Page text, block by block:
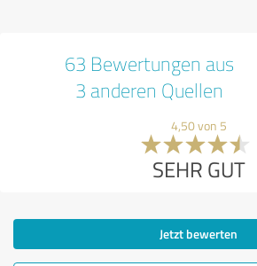
63 Bewertungen aus
3 anderen Quellen
4,50 von 5
SEHR GUT
Jetzt bewerten